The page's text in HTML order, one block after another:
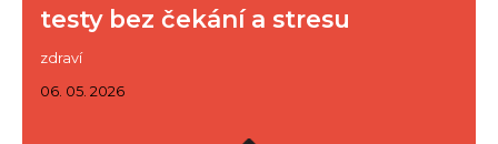
testy bez čekání a stresu
zdraví
06. 05. 2026